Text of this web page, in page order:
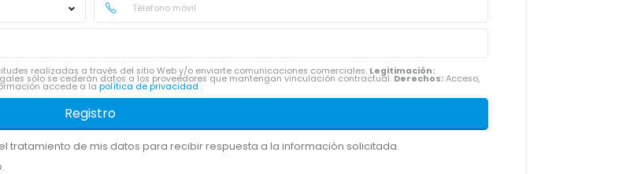
realizadas a través del sitio Web y/o enviarte comunicaciones comerciales. Legitimación:
sólo se cederán datos a los proveedores que mantengan vinculación contractual. Derechos: Acceso,
accede a la política de privacidad .
Registro
tratamiento de mis datos para recibir respuesta a la información solicitada.